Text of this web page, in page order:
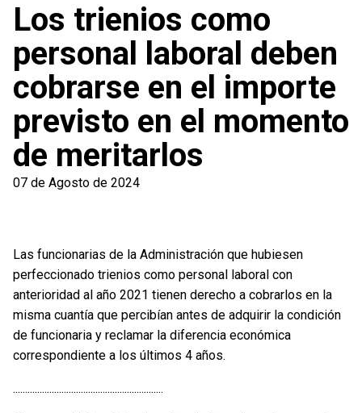
Los trienios como
personal laboral deben
cobrarse en el importe
previsto en el momento
de meritarlos
07 de Agosto de 2024
Las funcionarias de la Administración que hubiesen
perfeccionado trienios como personal laboral con
anterioridad al año 2021 tienen derecho a cobrarlos en la
misma cuantía que percibían antes de adquirir la condición
de funcionaria y reclamar la diferencia económica
correspondiente a los últimos 4 años.
..............................................................